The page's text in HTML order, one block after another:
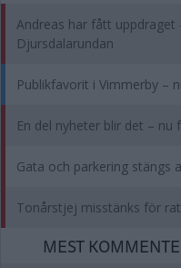
Andreas har fått uppdraget
Djursdalarundan
Publikfavorit i Vimmerby –
En del nyheter blir det –
Gata och parkering stängs
Tonårstjej misstänks för
MEST